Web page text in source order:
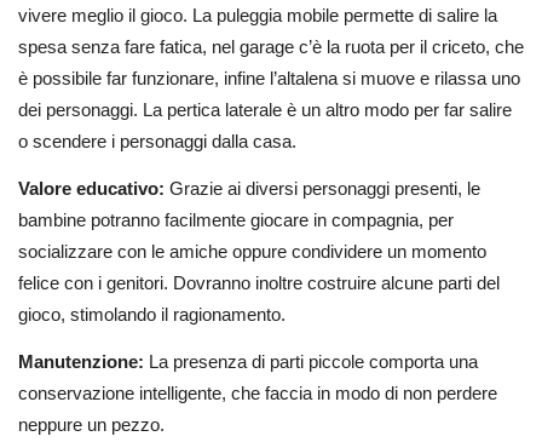
vivere meglio il gioco. La puleggia mobile permette di salire la
spesa senza fare fatica, nel garage c’è la ruota per il criceto, che
è possibile far funzionare, infine l’altalena si muove e rilassa uno
dei personaggi. La pertica laterale è un altro modo per far salire
o scendere i personaggi dalla casa.
Valore educativo: Grazie ai diversi personaggi presenti, le
bambine potranno facilmente giocare in compagnia, per
socializzare con le amiche oppure condividere un momento
felice con i genitori. Dovranno inoltre costruire alcune parti del
gioco, stimolando il ragionamento.
Manutenzione: La presenza di parti piccole comporta una
conservazione intelligente, che faccia in modo di non perdere
neppure un pezzo.